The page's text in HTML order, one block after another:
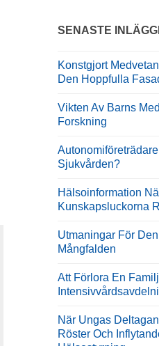
SENASTE
Konstgjort
Den Hoppfulla
Vikten Av Barns
Forskning
Sjukvården?
Hälsoinformation
Kunskapsluckorna
Utmaningar För
Mångfalden
Att Förlora En
När Ungas
Röster Och